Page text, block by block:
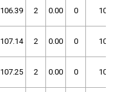
106.39 2 0.00 0
107.14 2 0.00 0
107.25 2 0.00 0